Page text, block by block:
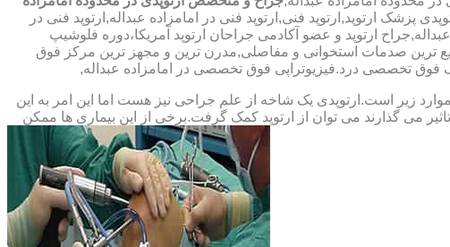
ارتوپد,ارتوپد فنی,ارتوپد فنی در امامزاده عبداله,ارتوپد فنی در
ارتوپد و عضو آکادمی جراحان ارتوپد آمریکا،دوره فلوشیپ
صدمات استخوانی و مفاصلی,مدرن ترین و مجهز ترین مرکز فوق
فوق تخصصی درد.فیزیوتراپی فوق تخصصی در امامزاده عبداله,
زیر است.ارتوپدی یک شاخه از علم جراحی نیز هست اما این امر به این
می گذارند می توان از ارتوپد کمک گرفت.برخی از این بیماری ها ممکن